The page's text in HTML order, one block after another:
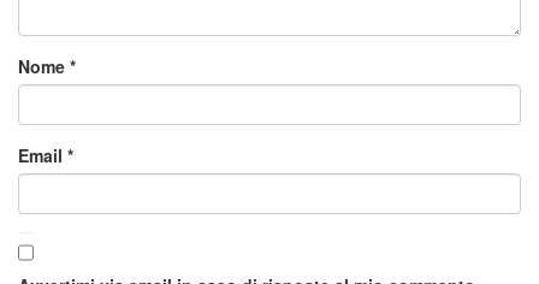
Nome *
Email *